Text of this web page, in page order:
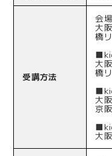
受講方法
会
大
橋
大
橋
大
京
大